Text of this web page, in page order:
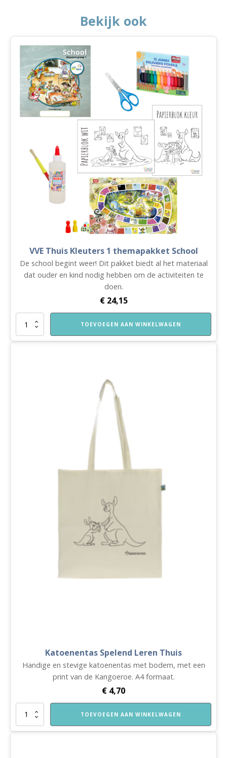
Bekijk ook
VVE Thuis Kleuters 1 themapakket School
De school begint weer! Dit pakket biedt al het materiaal
dat ouder en kind nodig hebben om de activiteiten te
doen.
€24,15
VVE
Kleuters
TOEVOEGEN AAN WINKELWAGEN
Katoenentas Spelend Leren Thuis
Handige en stevige katoenentas met bodem, met een
print van de Kangoeroe. A4 formaat.
€ 4,70
Katoenentas
Leren
TOEVOEGEN AAN WINKELWAGEN